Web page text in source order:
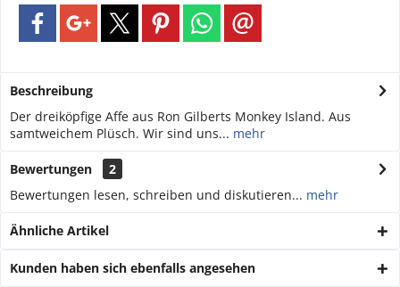
Beschreibung
Der dreiköpfige Affe aus Ron Gilberts Monkey Island. Aus
samtweichem Plüsch. Wir sind uns... mehr
Bewertungen
2
Bewertungen lesen, schreiben und diskutieren... mehr
Ähnliche Artikel
Kunden haben sich ebenfalls angesehen